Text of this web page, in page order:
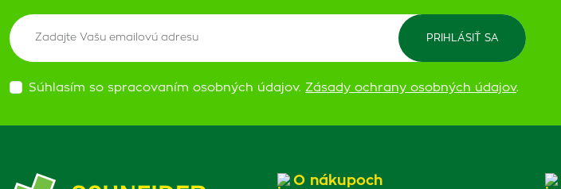
Súhlasím so spracovaním osobných údajov. Zásady ochrany osobných údajov.
O nákupoch